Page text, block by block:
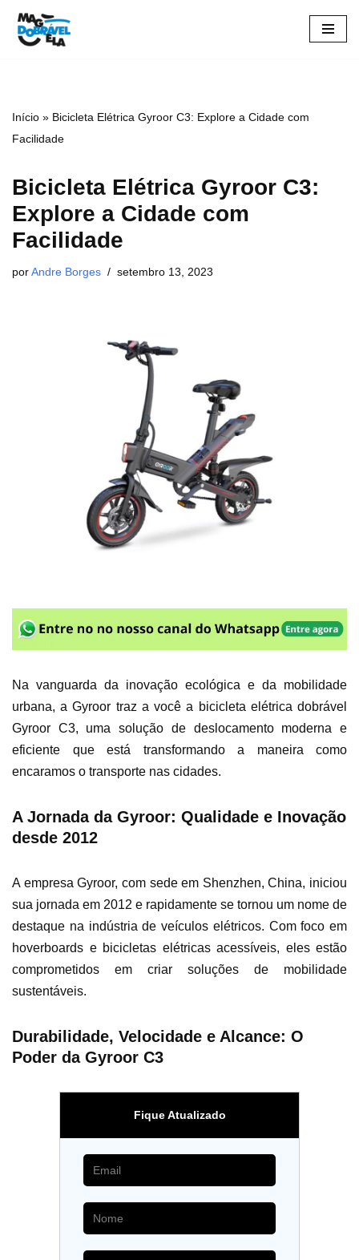
Pular
Início » Bicicleta Elétrica Gyroor C3: Explore a Cidade com
Facilidade
Bicicleta Elétrica Gyroor C3:
Explore a Cidade com
Facilidade
porAndre Borges setembro 13, 2023
Na vanguarda da inovação ecológica e da mobilidade
urbana, a Gyroor traz a você a bicicleta elétrica dobrável
Gyroor C3, uma solução de deslocamento moderna e
eficiente que está transformando a maneira como
encaramos o transporte nas cidades.
A Jornada da Gyroor: Qualidade e Inovação
desde 2012
A empresa Gyroor, com sede em Shenzhen, China, iniciou
sua jornada em 2012 e rapidamente se tornou um nome de
destaque na indústria de veículos elétricos. Com foco em
hoverboards e bicicletas elétricas acessíveis, eles estão
comprometidos em criar soluções de mobilidade
sustentáveis.
Durabilidade, Velocidade e Alcance: O
Poder da Gyroor C3
Fique Atualizado